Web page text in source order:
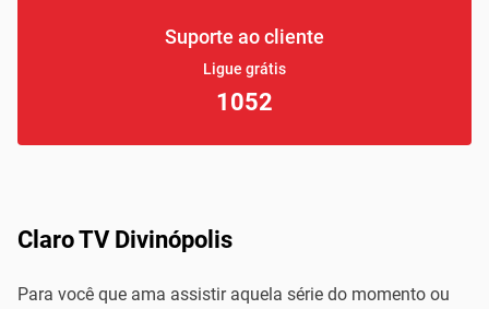
Suporte ao cliente
Ligue grátis
1052
Claro TV Divinópolis
Para você que ama assistir aquela série do momento ou